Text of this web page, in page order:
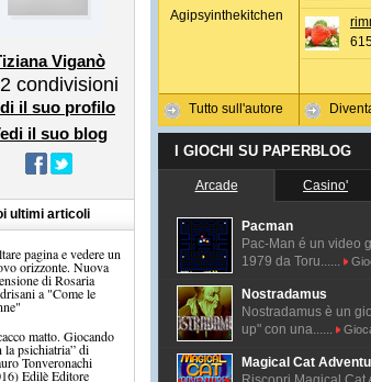
Viganò
condivisioni
il suo profilo
il suo blog
ultimi articoli
pagina e vedere un
orizzonte. Nuova
di Rosaria
a "Come le
matto. Giocando
la psichiatria” di
Tonveronachi
Edilè Editore
Agipsyinthekitchen
Tutto sull'autore
I GIOCHI SU PAPERBLOG
Arcade Casino'
Pacman
Pac-Man é un video
1979 da Toru......
Nostradamus
Nostradamus è un
up" con una......
Magical Cat